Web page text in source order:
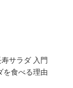
サラダ 入門
を食べる理由